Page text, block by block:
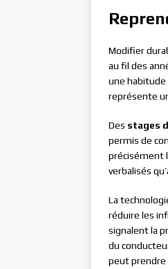
Modifier
au fil des
une habitude
représente
Des stages
permis de
précisément
verbalisés
La
réduire les
signalent la
du
peut prendre